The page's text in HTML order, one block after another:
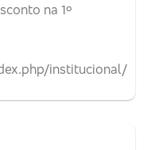
na 1º
institucional/